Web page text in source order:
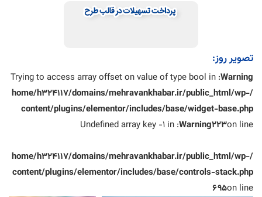
تصویر روز:
Warning
: Trying to access array offset on value of type bool in
/home/h324117/domains/mehravankhabar.ir/public_html/wp-
content/plugins/elementor/includes/base/widget-base.php
on line
223
Warning
: Undefined array key -1 in
/home/h324117/domains/mehravankhabar.ir/public_html/wp-
content/plugins/elementor/includes/base/controls-stack.php
on line
695